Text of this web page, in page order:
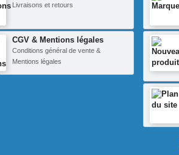
Livraisons et retours
CGV & Mentions légales
Conditions général de vente &
Mentions légales